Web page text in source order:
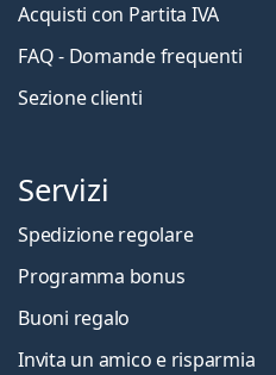
Acquisti con Partita IVA
FAQ - Domande frequenti
Sezione clienti
Servizi
Spedizione regolare
Programma bonus
Buoni regalo
Invita un amico e risparmia